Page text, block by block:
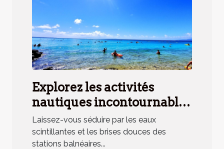
Explorez les activités
nautiques incontournables
en station balnéaire
méridionale
Laissez-vous séduire par les eaux
scintillantes et les brises douces des
stations balnéaires...